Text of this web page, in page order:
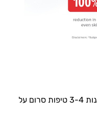
בעזרת קצות האצבעות יש למרוח בעדינות 3-4 טיפות סרום על